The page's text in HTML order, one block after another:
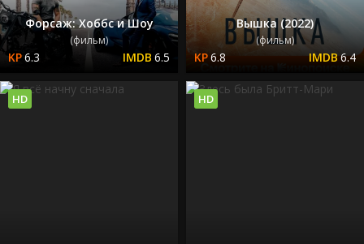
Форсаж: Хоббс и Шоу
(фильм)
6.3 6.5
Вышка (2022)
(фильм)
6.8 6.4
HD HD